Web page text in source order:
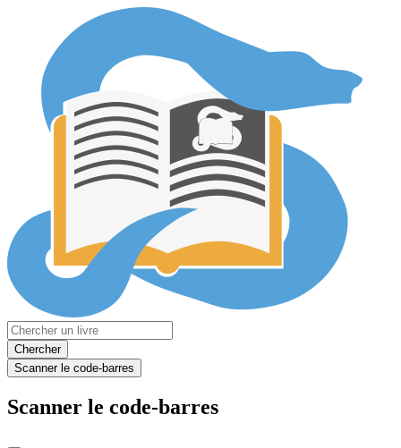
Chercher
Scanner le code-barres
Scanner le code-barres